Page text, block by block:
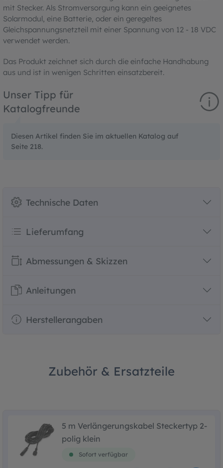
mit Stecker. Als Stromversorgung kann ein geeignetes
Solarmodul, eine Batterie, oder ein geregeltes
Gleichspannungsnetzteil mit einer Spannung von 12 - 18 VDC
verwendet werden.
Das Produkt zeichnet sich durch die einfache Handhabung
aus und ist in wenigen Schritten einsatzbereit.
Unser Tipp für
Katalogfreunde
Diesen Artikel finden Sie im aktuellen Katalog auf
Seite 218.
Technische Daten
Lieferumfang
Abmessungen & Skizzen
Anleitungen
Herstellerangaben
Zubehör & Ersatzteile
5 m Verlängerungskabel Steckertyp 2-
polig klein
Sofort verfügbar